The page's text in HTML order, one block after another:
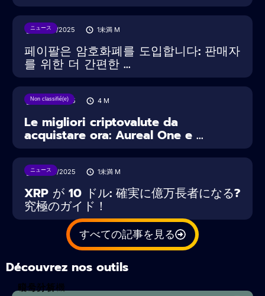
ニュース
30/07/2025 1未満 M
페이팔은 암호화폐를 도입합니다: 판매자
를 위한 더 간편한 ...
Non classifié(e)
20/03/2025 4 M
Le migliori criptovalute da
acquistare ora: Aureal One e ...
ニュース
22/02/2025 1未満 M
XRP が 10 ドル: 確実に億万長者になる?
究極のガイド！
すべての記事を見る
Découvrez nos outils
税金計算機
暗号分析